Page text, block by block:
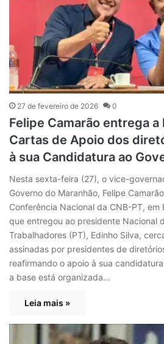
27 de fevereiro de 2026 0
Felipe Camarão entrega a
Cartas de Apoio dos
à sua Candidatura ao
Nesta sexta-feira (27), o vice-
Governo do Maranhão, Felipe
Conferência Nacional da CNB-PT, em
que entregou ao presidente Nacional
Trabalhadores (PT), Edinho Silva,
assinadas por presidentes de
reafirmando o apoio à sua
a base está organizada…
Leia mais »